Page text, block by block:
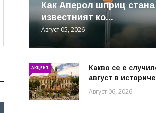
Как Аперол шприц
известният ко...
Август 05, 2026
АКЦЕНТ
Какво се е
август в
Август 06, 2026